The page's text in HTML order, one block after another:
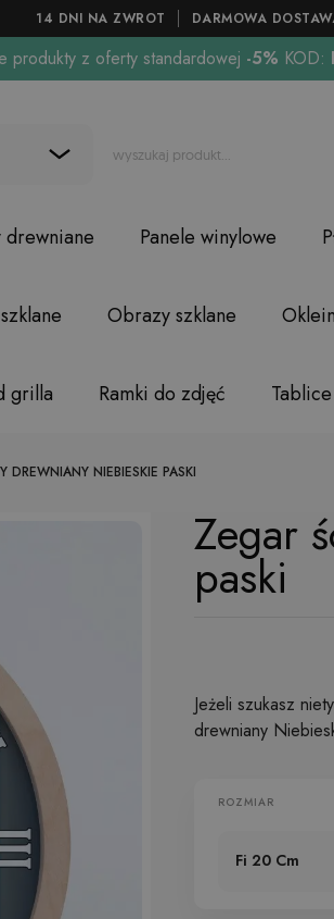
14 DNI NA ZWROT DARMOWA
produkty z oferty standardowej -5% KOD:
drewniane Panele winylowe
Obrazy szklane
grilla Ramki do zdjęć
DREWNIANY NIEBIESKIE PASKI
Zegar
paski
Jeżeli szukasz
drewniany
ROZMIAR
Fi 20 Cm